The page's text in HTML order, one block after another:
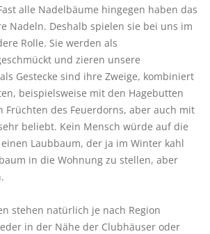
alle Nadelbäume hingegen haben das
Nadeln. Deshalb spielen sie bei uns im
Rolle. Sie werden als
und zieren unsere
Gestecke sind ihre Zweige, kombiniert
beispielsweise mit den Hagebutten
Früchten des Feuerdorns, aber auch mit
beliebt. Kein Mensch würde auf die
Laubbaum, der ja im Winter kahl
in die Wohnung zu stellen, aber
stehen natürlich je nach Region
in der Nähe der Clubhäuser oder